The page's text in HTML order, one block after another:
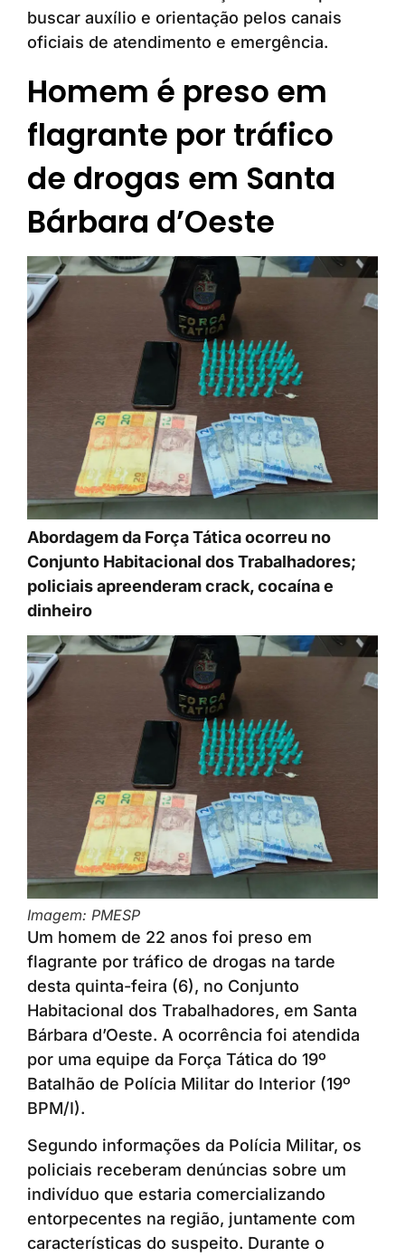
buscar auxílio e orientação pelos canais
oficiais de atendimento e emergência.
Homem é preso em
flagrante por tráfico
de drogas em Santa
Bárbara d’Oeste
Abordagem da Força Tática ocorreu no
Conjunto Habitacional dos Trabalhadores;
policiais apreenderam crack, cocaína e
dinheiro
Imagem: PMESP
Um homem de 22 anos foi preso em
flagrante por tráfico de drogas na tarde
desta quinta-feira (6), no Conjunto
Habitacional dos Trabalhadores, em Santa
Bárbara d’Oeste. A ocorrência foi atendida
por uma equipe da Força Tática do 19º
Batalhão de Polícia Militar do Interior (19º
BPM/I).
Segundo informações da Polícia Militar, os
policiais receberam denúncias sobre um
indivíduo que estaria comercializando
entorpecentes na região, juntamente com
características do suspeito. Durante o